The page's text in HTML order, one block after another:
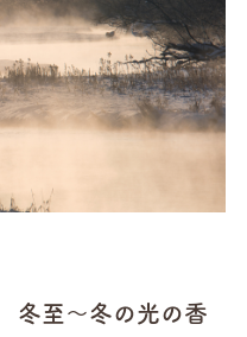
至～冬の光の香